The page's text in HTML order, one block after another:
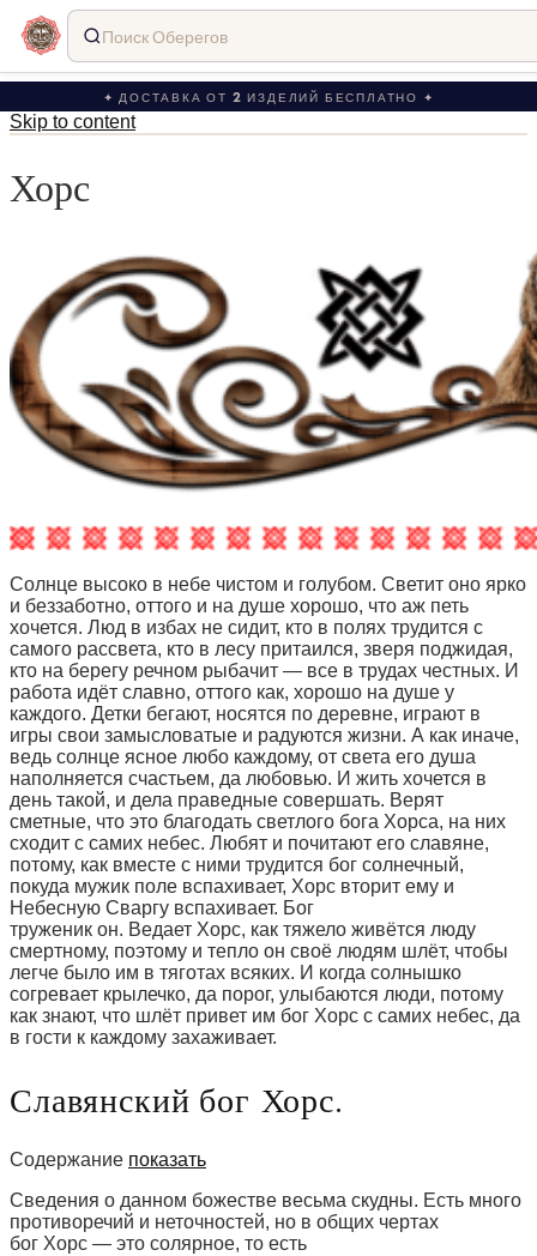
✦ ДОСТАВКА ОТ 2 ИЗДЕЛИЙ БЕСПЛАТНО ✦
Skip to content
Хорс
Солнце высоко в небе чистом и голубом. Светит оно ярко
и беззаботно, оттого и на душе хорошо, что аж петь
хочется. Люд в избах не сидит, кто в полях трудится с
самого рассвета, кто в лесу притаился, зверя поджидая,
кто на берегу речном рыбачит — все в трудах честных. И
работа идёт славно, оттого как, хорошо на душе у
каждого. Детки бегают, носятся по деревне, играют в
игры свои замысловатые и радуются жизни. А как иначе,
ведь солнце ясное любо каждому, от света его душа
наполняется счастьем, да любовью. И жить хочется в
день такой, и дела праведные совершать. Верят
сметные, что это благодать светлого бога Хорса, на них
сходит с самих небес. Любят и почитают его славяне,
потому, как вместе с ними трудится бог солнечный,
покуда мужик поле вспахивает, Хорс вторит ему и
Небесную Сваргу вспахивает. Бог
труженик он. Ведает Хорс, как тяжело живётся люду
смертному, поэтому и тепло он своё людям шлёт, чтобы
легче было им в тяготах всяких. И когда солнышко
согревает крылечко, да порог, улыбаются люди, потому
как знают, что шлёт привет им бог Хорс с самих небес, да
в гости к каждому захаживает.
Славянский бог Хорс.
Содержание показать
Сведения о данном божестве весьма скудны. Есть много
противоречий и неточностей, но в общих чертах
бог Хорс — это солярное, то есть
Поиск Оберегов